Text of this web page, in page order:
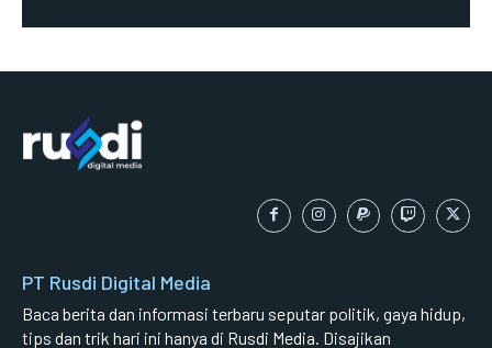
PT Rusdi Digital Media
Baca berita dan informasi terbaru seputar politik, gaya hidup,
tips dan trik hari ini hanya di Rusdi Media. Disajikan